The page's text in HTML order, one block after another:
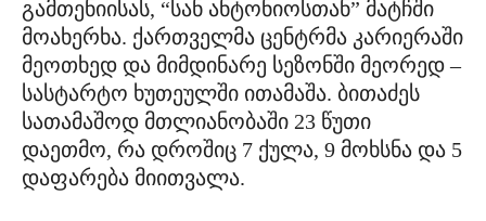
გამთენიისას, “სან ანტონიოსთან” მატჩში
მოახერხა. ქართველმა ცენტრმა კარიერაში
მეოთხედ და მიმდინარე სეზონში მეორედ –
სასტარტო ხუთეულში ითამაშა. ბითაძეს
სათამაშოდ მთლიანობაში 23 წუთი
დაეთმო, რა დროშიც 7 ქულა, 9 მოხსნა და 5
დაფარება მიითვალა.